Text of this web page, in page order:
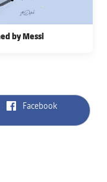
by Messi
label.aria.facebook
Facebook